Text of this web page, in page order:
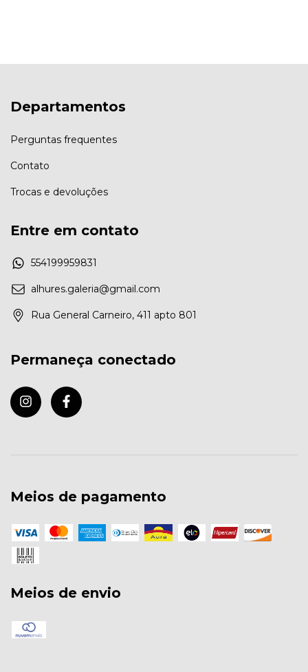
Departamentos
Perguntas frequentes
Contato
Trocas e devoluções
Entre em contato
554199959831
alhures.galeria@gmail.com
Rua General Carneiro, 411 apto 801
Permaneça conectado
Meios de pagamento
Meios de envio